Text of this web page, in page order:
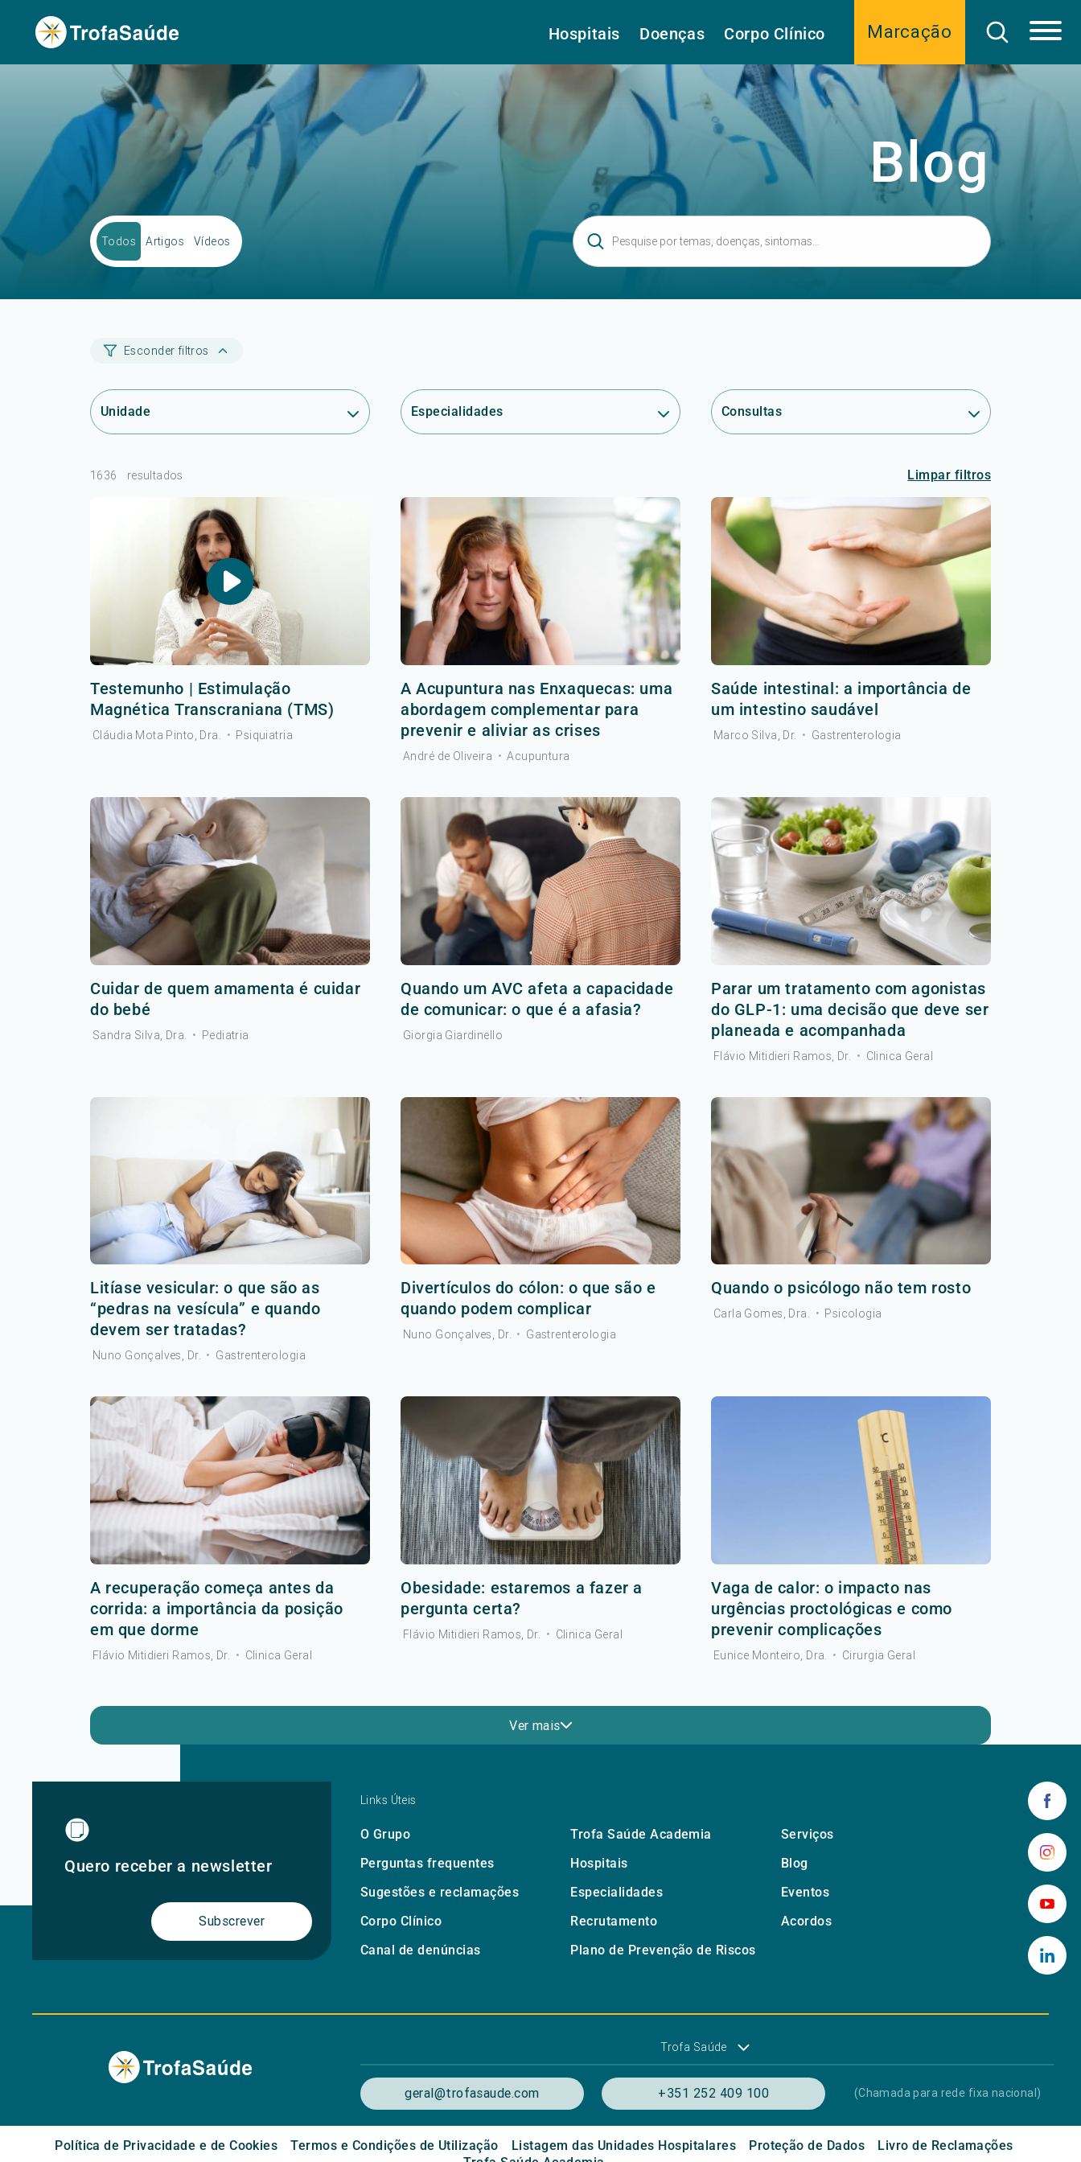
Marcação
Hospitais Doenças Corpo Clínico
Blog
Todos Artigos Vídeos
Esconder filtros
Unidade Especialidades Consultas
1636 resultados Limpar filtros
Testemunho | Estimulação
Magnética Transcraniana (TMS)
Cláudia Mota Pinto, Dra. • Psiquiatria
A Acupuntura nas Enxaquecas: uma
abordagem complementar para
prevenir e aliviar as crises
André de Oliveira • Acupuntura
Saúde intestinal: a importância de
um intestino saudável
Marco Silva, Dr. • Gastrenterologia
Cuidar de quem amamenta é cuidar
do bebé
Sandra Silva, Dra. • Pediatria
Quando um AVC afeta a capacidade
de comunicar: o que é a afasia?
Giorgia Giardinello
Parar um tratamento com agonistas
do GLP-1: uma decisão que deve ser
planeada e acompanhada
Flávio Mitidieri Ramos, Dr. • Clinica Geral
Litíase vesicular: o que são as
“pedras na vesícula” e quando
devem ser tratadas?
Nuno Gonçalves, Dr. • Gastrenterologia
Divertículos do cólon: o que são e
quando podem complicar
Nuno Gonçalves, Dr. • Gastrenterologia
Quando o psicólogo não tem rosto
Carla Gomes, Dra. • Psicologia
A recuperação começa antes da
corrida: a importância da posição
em que dorme
Flávio Mitidieri Ramos, Dr. • Clinica Geral
Obesidade: estaremos a fazer a
pergunta certa?
Flávio Mitidieri Ramos, Dr. • Clinica Geral
Vaga de calor: o impacto nas
urgências proctológicas e como
prevenir complicações
Eunice Monteiro, Dra. • Cirurgia Geral
Ver mais
Quero receber a newsletter
Subscrever
Links Úteis
O Grupo Trofa Saúde Academia
Serviços
Perguntas frequentes
Hospitais
Blog
Sugestões e reclamações
Especialidades
Eventos
Corpo Clínico
Recrutamento
Acordos
Canal de denúncias
Plano de Prevenção de Riscos
Trofa Saúde
geral@trofasaude.com +351 252 409 100 (Chamada para rede fixa nacional)
Política de Privacidade e de Cookies Termos e Condições de Utilização Listagem das Unidades Hospitalares Proteção de Dados
Livro de Reclamações